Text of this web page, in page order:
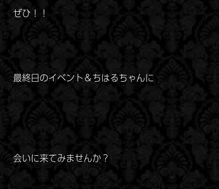
ぜひ！！
最終日のイベント＆ちはるちゃんに
会いに来てみませんか？